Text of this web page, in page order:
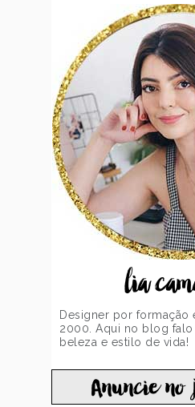
lia
Designer por formação
2000. Aqui no blog falo
beleza e estilo de vida!
Anuncie no